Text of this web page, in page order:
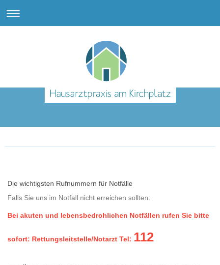
Die wichtigsten Rufnummern für Notfälle
Falls Sie uns im Notfall nicht erreichen sollten:
Bei akuten und lebensbedrohlichen Notfällen rufen Sie bitte
sofort: Rettungsleitstelle/Notarzt Tel: 112